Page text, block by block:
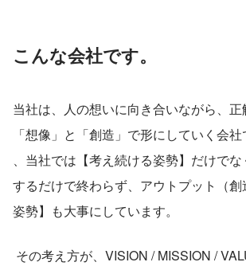
こんな会社です。
当社は、人の想いに向き合いながら、
「想像」と「創造」で形にしていく会
、当社では【考え続ける姿勢】だけでな
するだけで終わらず、アウトプット（創
姿勢】も大事にしています。
その考え方が、VISION / MISSION /